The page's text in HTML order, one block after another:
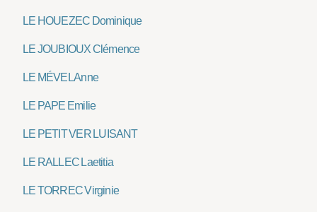
LE HOUEZEC Dominique
LE JOUBIOUX Clémence
LE MÉVEL Anne
LE PAPE Emilie
LE PETIT VER LUISANT
LE RALLEC Laetitia
LE TORREC Virginie